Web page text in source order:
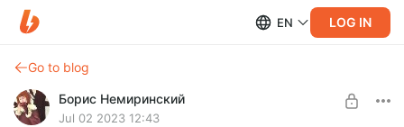
EN LOG IN
Go to blog
Борис Немиринский
Jul 02 2023 12:43